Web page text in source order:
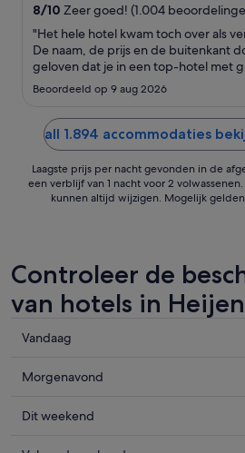
8/10 Zeer goed! (1.004
"Het hele hotel kwam toch over als
De naam, de prijs en de buitenkant
geloven dat je in een top-hotel met
verblijft, maar de kamer is toch
De bar is wel gezellig en het
bijzonder vriendelijk."
Beoordeeld op 9 aug 2026
all 1.894 accommodaties
Laagste prijs per nacht gevonden in de
een verblijf van 1 nacht voor 2
kunnen altijd wijzigen. Mogelijk
Controleer de
van hotels in
Prijzen
Heijenrath
vanavond,
Vandaag
Prijzen
Heijenrath
Morgenavond
Prijzen
Dit weekend